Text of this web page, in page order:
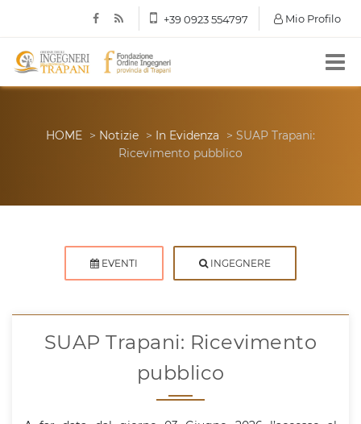
+39 0923 554797 Mio Profilo
HOME > Notizie > In Evidenza
> SUAP Trapani:
Ricevimento pubblico
EVENTI INGEGNERE
SUAP Trapani: Ricevimento
pubblico